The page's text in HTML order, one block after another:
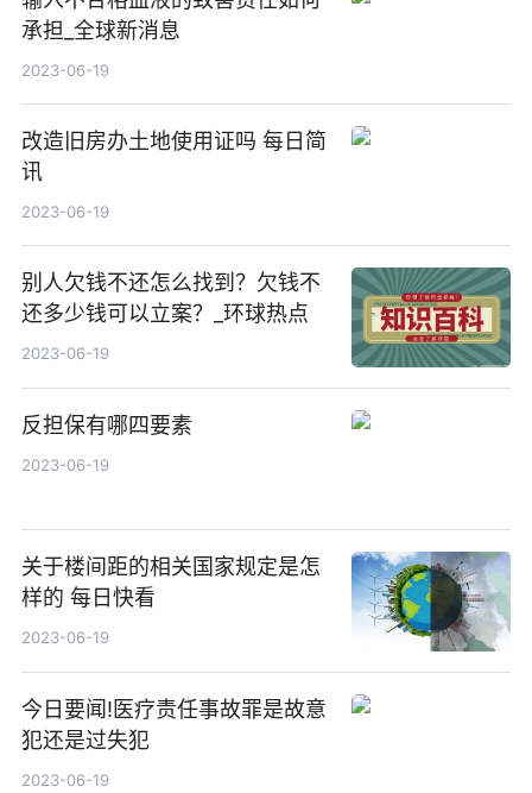
承担_全球新消息
2023-06-19
改造旧房办土地使用证吗 每日简
讯
2023-06-19
别人欠钱不还怎么找到？欠钱不
还多少钱可以立案？_环球热点
2023-06-19
反担保有哪四要素
2023-06-19
关于楼间距的相关国家规定是怎
样的 每日快看
2023-06-19
今日要闻!医疗责任事故罪是故意
犯还是过失犯
2023-06-19